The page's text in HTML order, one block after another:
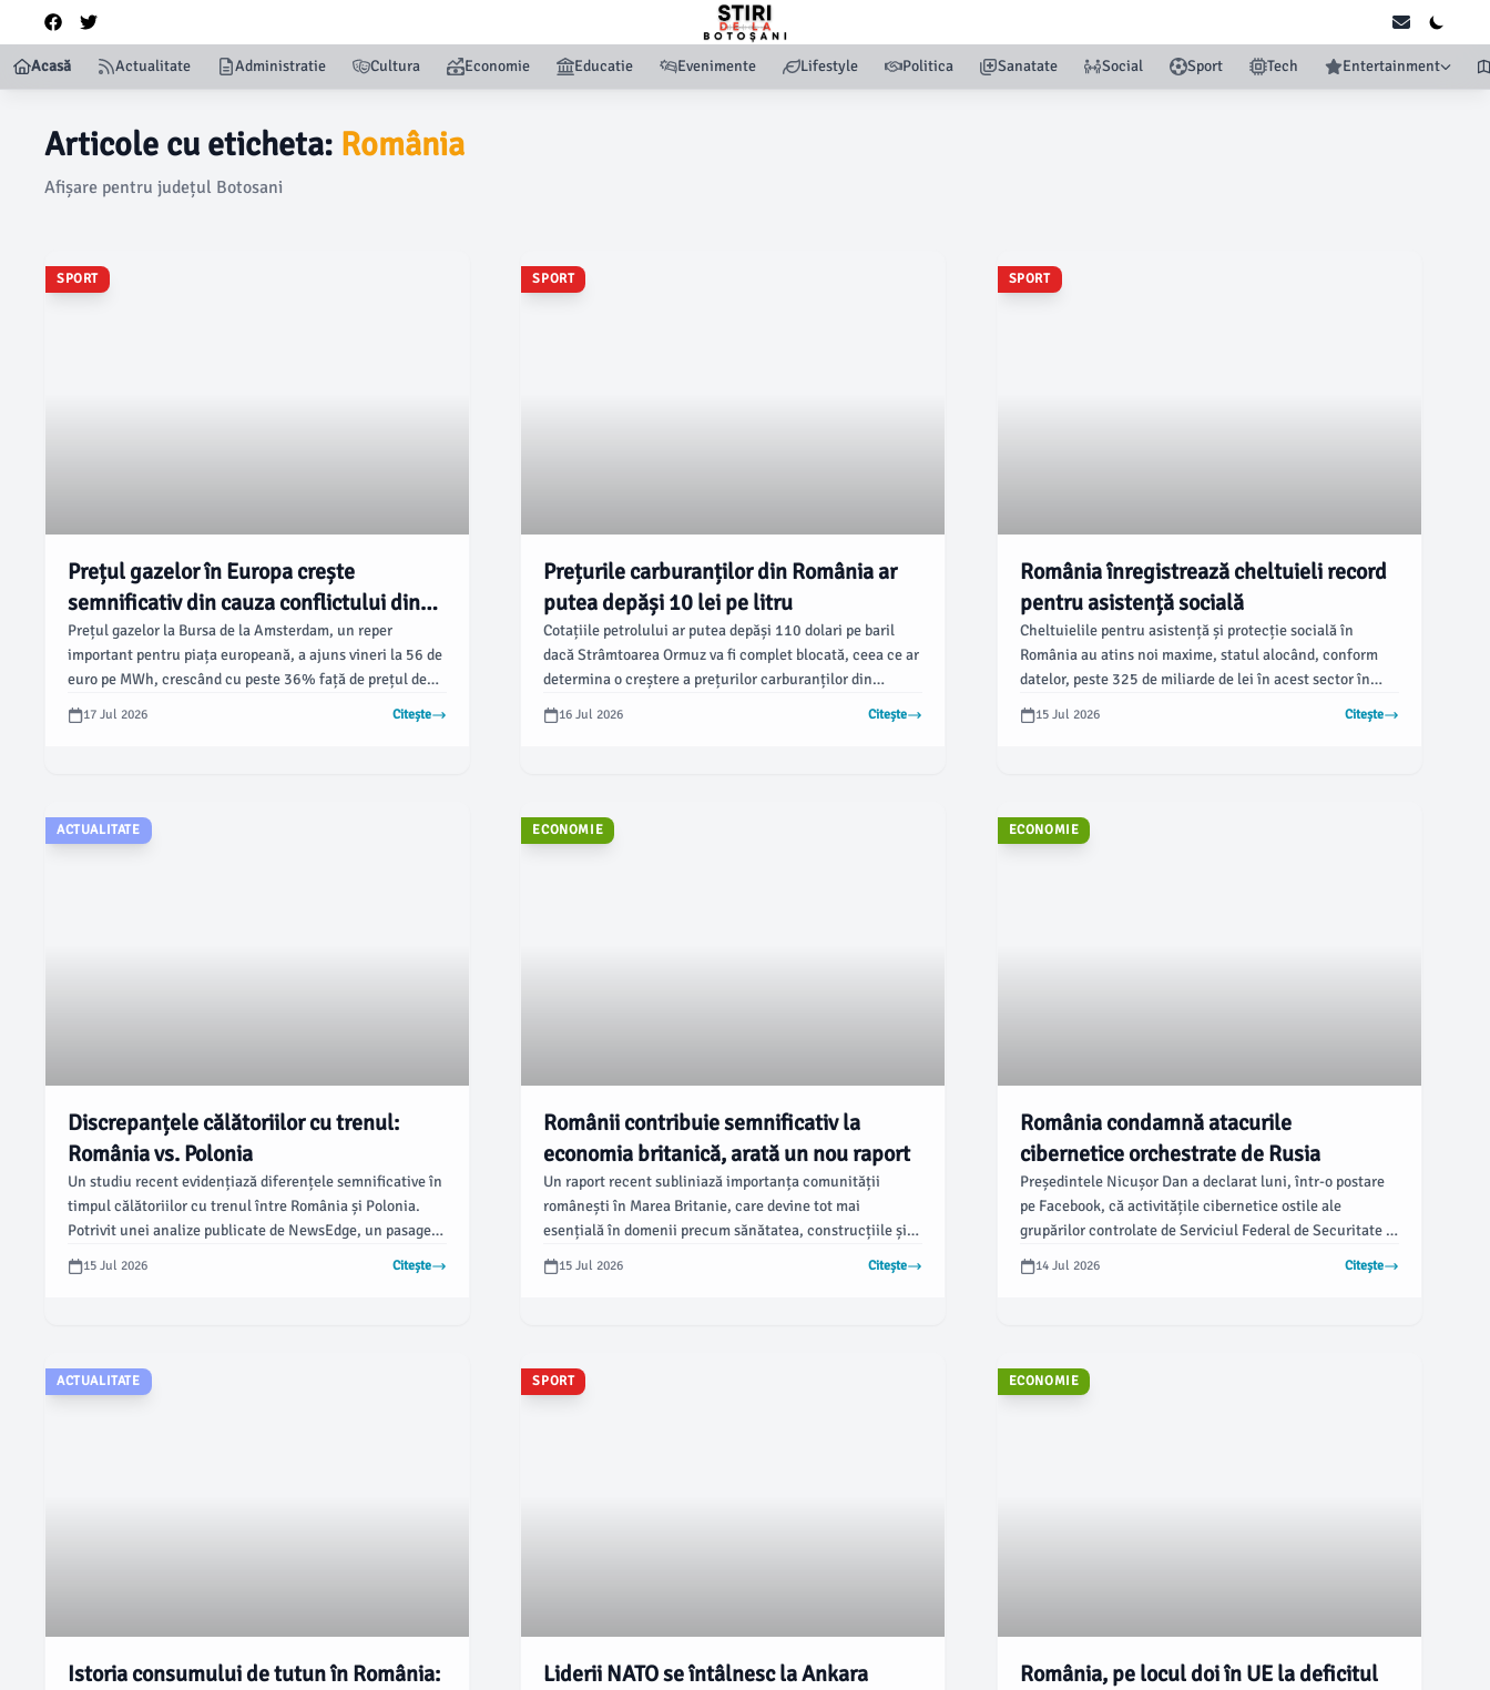
Acasă Actualitate Administratie Cultura Economie Educatie Evenimente Lifestyle Politica Sanatate Social Sport Tech Entertainment
Articole cu eticheta: România
Afișare pentru județul Botosani
SPORT
Prețul gazelor în Europa crește
semnificativ din cauza conflictului din
Iran
Prețul gazelor la Bursa de la Amsterdam, un reper
important pentru piața europeană, a ajuns vineri la 56 de
euro pe MWh, crescând cu peste 36% față de prețul de
41 de euro pe MWh înregistrat la începutul lunii
februarie, arată datele analizate de HotNews. Această
17 Jul 2026 Citește
SPORT
Prețurile carburanților din România ar
putea depăși 10 lei pe litru
Cotațiile petrolului ar putea depăși 110 dolari pe baril
dacă Strâmtoarea Ormuz va fi complet blocată, ceea ce ar
determina o creștere a prețurilor carburanților din
România. Aceasta este concluzia unei analize realizate
de Asociația Energia Inteligentă, care subliniază că piața
16 Jul 2026 Citește
SPORT
România înregistrează cheltuieli record
pentru asistență socială
Cheltuielile pentru asistență și protecție socială în
România au atins noi maxime, statul alocând, conform
datelor, peste 325 de miliarde de lei în acest sector în
2026. Aceasta reprezintă o creștere de 23% față de anul
anterior și echivalează cu 18,5% din Produsul Intern
15 Jul 2026 Citește
ACTUALITATE
Discrepanțele călătoriilor cu trenul:
România vs. Polonia
Un studiu recent evidențiază diferențele semnificative în
timpul călătoriilor cu trenul între România și Polonia.
Potrivit unei analize publicate de NewsEdge, un pasager
din România petrece de două ori mai mult timp în tren
decât unul din Polonia, chiar pentru distanțe similare.
15 Jul 2026 Citește
ECONOMIE
Românii contribuie semnificativ la
economia britanică, arată un nou raport
Un raport recent subliniază importanța comunității
românești în Marea Britanie, care devine tot mai
esențială în domenii precum sănătatea, construcțiile și
tehnologia. Conform monitorulbt.ro, acest document
coordonat de dr.
15 Jul 2026 Citește
ECONOMIE
România condamnă atacurile
cibernetice orchestrate de Rusia
Președintele Nicușor Dan a declarat luni, într-o postare
pe Facebook, că activitățile cibernetice ostile ale
grupărilor controlate de Serviciul Federal de Securitate al
Federației Ruse au vizat state membre ale Uniunii
Europene și NATO, inclusiv România. El a subliniat
14 Jul 2026 Citește
ACTUALITATE
Istoria consumului de tutun în România:
SPORT
Liderii NATO se întâlnesc la Ankara
ECONOMIE
România, pe locul doi în UE la deficitul